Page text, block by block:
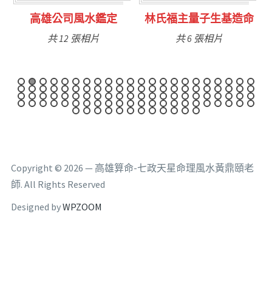
林氏福主量子生基造命
共 6 張相片
台南永康風水鑑定
共 9 張相片
Copyright © 2026 — 高雄算命-七政天星命理風水黃鼎頤老
師. All Rights Reserved
Designed byWPZOOM